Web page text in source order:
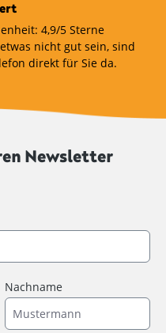
4,9/5 Sterne
nicht gut sein, sind
direkt für Sie da.
Newsletter
Nachname